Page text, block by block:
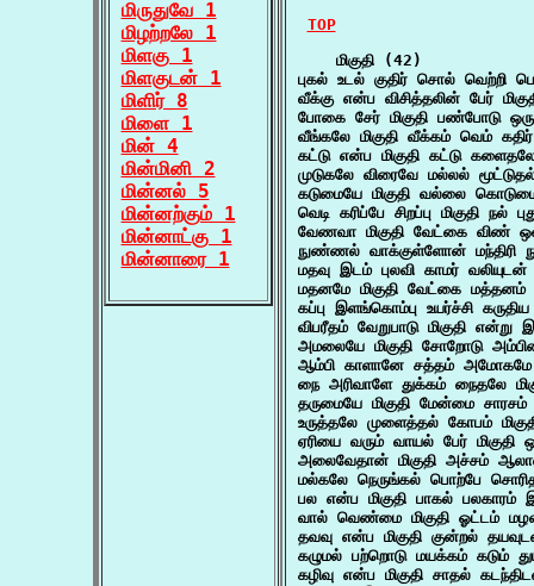
மிருதுவே 1
மிழற்றலே 1
மிளகு 1
மிளகுடன் 1
மிளிர் 8
மிளை 1
மின் 4
மின்மினி 2
மின்னல் 5
மின்னற்கும் 1
மின்னாட்கு 1
மின்னாரை 1
TOP
    மிகுதி (42)
புகல் உடல் குதிர் சொல்
வீக்கு என்ப விசித்தலின் பேர்
போகை சேர் மிகுதி பண்போடு
வீங்கலே மிகுதி வீக்கம் வெம்
கட்டு என்ப மிகுதி கட்டு
முடுகலே விரைவே மல்லல்
கடுமையே மிகுதி வல்லை
வெடி கரிப்பே சிறப்பு மிகுதி
வேணவா மிகுதி வேட்கை விண்
நுண்ணல் வாக்குள்ளோன் மந்திரி
மதவு இடம் புலவி காமர்
மதனமே மிகுதி வேட்கை
கப்பு இளங்கொம்பு உயர்ச்சி
விபரீதம் வேறுபாடு மிகுதி
அமலையே மிகுதி சோறோடு
ஆம்பி காளானே சத்தம்
நை அரிவாளே துக்கம் நைதலே
தருமையே மிகுதி மேன்மை
உருத்தலே முளைத்தல் கோபம்
ஏரியை வரும் வாயல் பேர்
அலைவேதான் மிகுதி அச்சம்
மல்கலே நெருங்கல் பொற்பே
பல என்ப மிகுதி பாகல்
வால் வெண்மை மிகுதி ஓட்டம்
தவவு என்ப மிகுதி குன்றல்
கழுமல் பற்றொடு மயக்கம் கடும்
கழிவு என்ப மிகுதி சாதல்